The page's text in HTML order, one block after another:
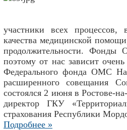
участники всех
качества медицинской
продолжительности. Фонды
поэтому от нас зависит
Федерального фонда ОМС
расширенного совещания
состоялся 2 июня в Ростове-
директор ГКУ
страхования Республики
Подробнее »